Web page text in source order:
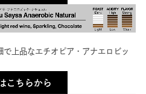
上品なエチオピア・アナエロビッ
こちらから